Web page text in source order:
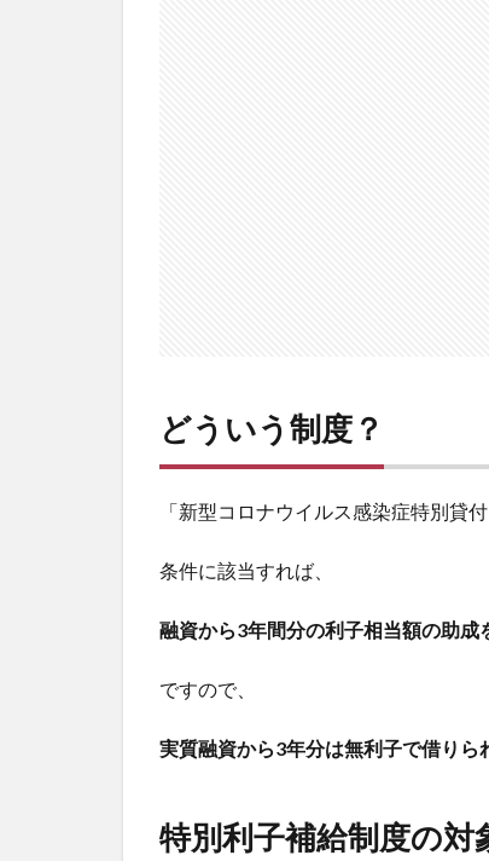
どういう制度？
「新型コロナウイルス感染症特別貸
条件に該当すれば、
融資から3年間分の利子相当額の助成
ですので、
実質融資から3年分は無利子で借りら
特別利子補給制度の対